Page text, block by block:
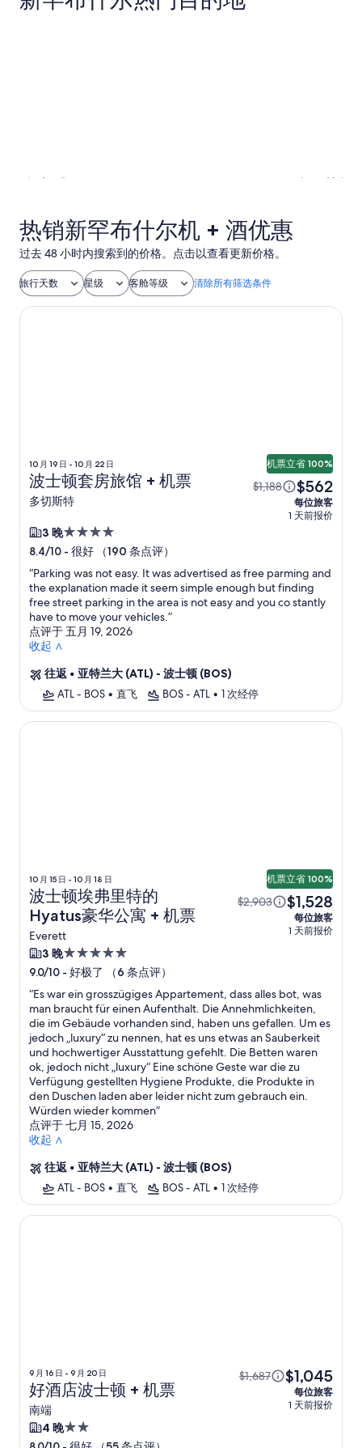
热销新罕布什尔机 + 酒优惠
过去 48 小时内搜索到的价格。点击以查看更新价格。
旅行天数 星级 客舱等级 清除所有筛选条件
10 月 19 日 - 10 月 22 日
波士顿套房旅馆 + 机票
多切斯特
机票立省 100%
$1,188 $562
每位旅客
1 天前报价
3 晚4.0
星
住
宿
8.4/10 - 很好 （190 条点评）
“Parking was not easy. It was advertised as free parming and
the explanation made it seem simple enough but finding
free street parking in the area is not easy and you co stantly
have to move your vehicles.”
点评于 五月 19, 2026
收起 ∧
往返 • 亚特兰大 (ATL) - 波士顿 (BOS)
ATL - BOS • 直飞 BOS - ATL • 1 次经停
波士顿套房旅馆
10 月 15 日 - 10 月 18 日
波士顿埃弗里特的
Hyatus豪华公寓 + 机票
Everett
机票立省 100%
$2,903 $1,528
每位旅客
1 天前报价
3 晚5.0
星
住
宿
9.0/10 - 好极了 （6 条点评）
“Es war ein grosszügiges Appartement, dass alles bot, was
man braucht für einen Aufenthalt. Die Annehmlichkeiten,
die im Gebäude vorhanden sind, haben uns gefallen. Um es
jedoch „luxury“ zu nennen, hat es uns etwas an Sauberkeit
und hochwertiger Ausstattung gefehlt. Die Betten waren
ok, jedoch nicht „luxury“ Eine schöne Geste war die zu
Verfügung gestellten Hygiene Produkte, die Produkte in
den Duschen laden aber leider nicht zum gebrauch ein.
Würden wieder kommen”
点评于 七月 15, 2026
收起 ∧
往返 • 亚特兰大 (ATL) - 波士顿 (BOS)
ATL - BOS • 直飞 BOS - ATL • 1 次经停
波士顿埃弗里特的Hyatus豪华公寓
9 月 16 日 - 9 月 20 日
好酒店波士顿 + 机票
南端
$1,687 $1,045
每位旅客
1 天前报价
4 晚2.0
好酒店波士顿